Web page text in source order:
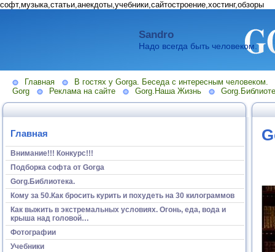
софт,музыка,статьи,анекдоты,учебники,сайтостроение,хостинг,обзоры
Sandro
Надо всегда быть человеком.
Главная
В гостях у Gorga. Беседа с интересным человеком.
Gorg
Реклама на сайте Gorg.Наша Жизнь
Главная
Внимание!!! Конкурс!!!
Подборка софта от Gorga
Gorg.Библиотека.
Кому за 50.Как бросить курить и похудеть на 30 килограммов
Как выжить в экстремальных условиях. Огонь, еда, вода и
крыша над головой…
Фотографии
Учебники